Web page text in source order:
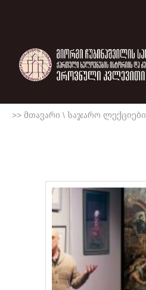
>> მთავარი \ საჯარო ლექციები